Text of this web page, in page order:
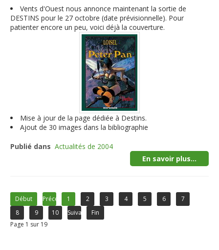
Vents d'Ouest nous annonce maintenant la sortie de
DESTINS pour le 27 octobre (date prévisionnelle). Pour
patienter encore un peu, voici déjà la couverture.
Mise à jour de la page dédiée à Destins.
Ajout de 30 images dans la bibliographie
Publié dans Actualités de 2004
En savoir plus...
Début Précédent1 2 3 4 5 6
7
8
9 10 Suivant
Fin
Page 1 sur 19